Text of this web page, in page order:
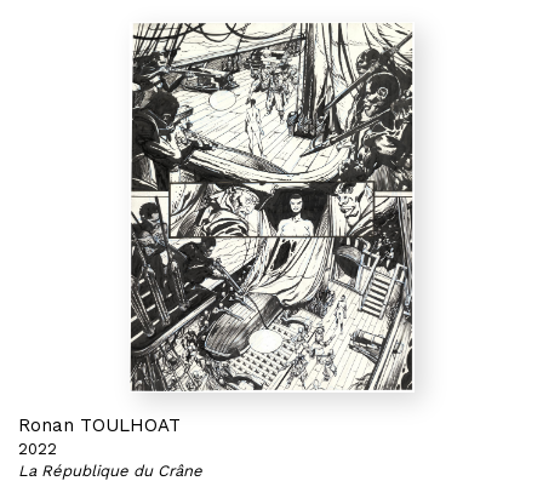
Ronan TOULHOAT
2022
La République du Crâne